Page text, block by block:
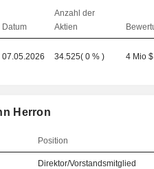
Datum
Anzahl der
Aktien
07.05.2026 34.525(0 % ) 4 Mio $
Herron
Position
Direktor/Vorstandsmitglied